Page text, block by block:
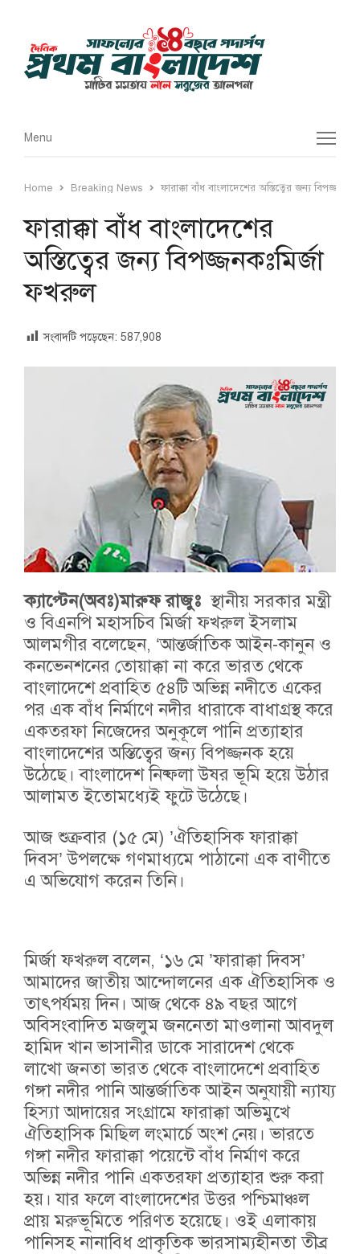
Menu
Menu
Home Breaking News ফারাক্কা বাঁধ বাংলাদেশের অস্তিত্বের জন্য
ফারাক্কা বাঁধ বাংলাদেশের
অস্তিত্বের জন্য বিপজ্জনকঃমির্জা
ফখরুল
সংবাদটি পড়েছেন: 587,908
ক্যাপ্টেন(অবঃ)মারুফ রাজুঃস্থানীয় সরকার মন্ত্রী
ও বিএনপি মহাসচিব মির্জা ফখরুল ইসলাম
আলমগীর বলেছেন, ‘আন্তর্জাতিক আইন-কানুন ও
কনভেনশনের তোয়াক্কা না করে ভারত থেকে
বাংলাদেশে প্রবাহিত ৫৪টি অভিন্ন নদীতে একের
পর এক বাঁধ নির্মাণে নদীর ধারাকে বাধাগ্রস্থ করে
একতরফা নিজেদের অনুকূলে পানি প্রত্যাহার
বাংলাদেশের অস্তিত্বের জন্য বিপজ্জনক হয়ে
উঠেছে। বাংলাদেশ নিষ্ফলা উষর ভূমি হয়ে উঠার
আলামত ইতোমধ্যেই ফুটে উঠেছে।
আজ শুক্রবার (১৫ মে) ’ঐতিহাসিক ফারাক্কা
দিবস’ উপলক্ষে গণমাধ্যমে পাঠানো এক বাণীতে
এ অভিযোগ করেন তিনি।
মির্জা ফখরুল বলেন, ‘১৬ মে ’ফারাক্কা দিবস’
আমাদের জাতীয় আন্দোলনের এক ঐতিহাসিক ও
তাৎপর্যময় দিন। আজ থেকে ৪৯ বছর আগে
অবিসংবাদিত মজলুম জননেতা মাওলানা আবদুল
হামিদ খান ভাসানীর ডাকে সারাদেশ থেকে
লাখো জনতা ভারত থেকে বাংলাদেশে প্রবাহিত
গঙ্গা নদীর পানি আন্তর্জাতিক আইন অনুযায়ী ন্যায্য
হিস্যা আদায়ের সংগ্রামে ফারাক্কা অভিমুখে
ঐতিহাসিক মিছিল লংমার্চে অংশ নেয়। ভারতে
গঙ্গা নদীর ফারাক্কা পয়েন্টে বাঁধ নির্মাণ করে
অভিন্ন নদীর পানি একতরফা প্রত্যাহার শুরু করা
হয়। যার ফলে বাংলাদেশের উত্তর পশ্চিমাঞ্চল
প্রায় মরুভূমিতে পরিণত হয়েছে। ওই এলাকায়
পানিসহ নানাবিধ প্রাকৃতিক ভারসাম্যহীনতা তীব্র